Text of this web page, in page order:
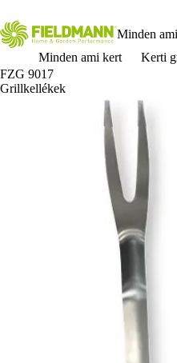
Minden
Minden ami kert
Kerti
FZG 9017
Grillkellékek